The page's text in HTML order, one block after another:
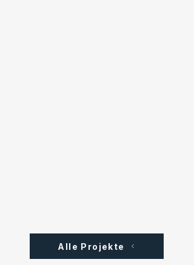
Alle Projekte